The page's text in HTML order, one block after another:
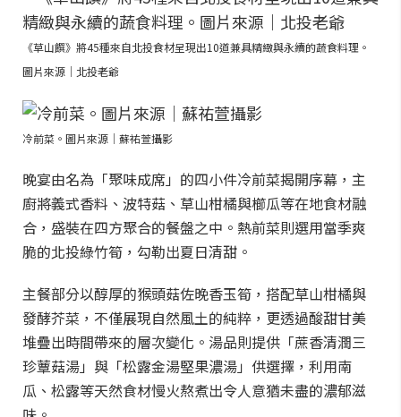
《草山饌》將45種來自北投食材呈現出10道兼具精緻與永續的蔬食料理。
圖片來源｜北投老爺
冷前菜。圖片來源｜蘇祐萱攝影
晚宴由名為「聚味成席」的四小件冷前菜揭開序幕，主
廚將義式香料、波特菇、草山柑橘與櫛瓜等在地食材融
合，盛裝在四方聚合的餐盤之中。熱前菜則選用當季爽
脆的北投綠竹筍，勾勒出夏日清甜。
主餐部分以醇厚的猴頭菇佐晚香玉筍，搭配草山柑橘與
發酵芥菜，不僅展現自然風土的純粹，更透過酸甜甘美
堆疊出時間帶來的層次變化。湯品則提供「蔗香清潤三
珍蕈菇湯」與「松露金湯堅果濃湯」供選擇，利用南
瓜、松露等天然食材慢火熬煮出令人意猶未盡的濃郁滋